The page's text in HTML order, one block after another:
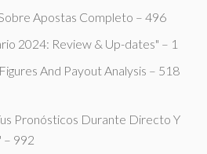
Apostas Completo – 496
2024: Review & Up-dates" – 1
And Payout Analysis – 518
Pronósticos Durante Directo Y
– 992